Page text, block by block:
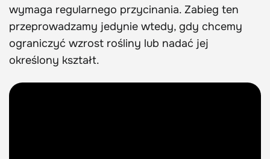
wymaga regularnego przycinania. Zabieg ten
przeprowadzamy jedynie wtedy, gdy chcemy
ograniczyć wzrost rośliny lub nadać jej
określony kształt.